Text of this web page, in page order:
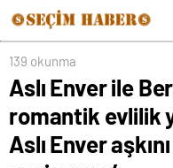
aşkını böyle haykırdı!
139 okunma
Aslı Enver ile
romantik evlilik
Aslı Enver